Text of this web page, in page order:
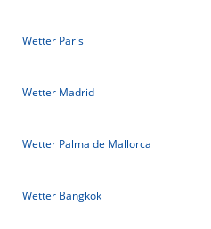
Wetter Paris
Wetter Madrid
Wetter Palma de Mallorca
Wetter Bangkok